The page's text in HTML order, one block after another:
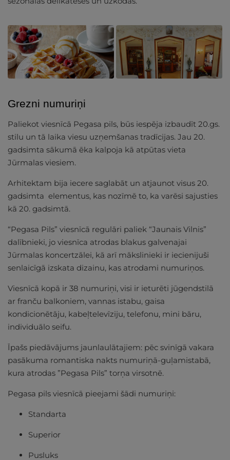
Grezni numuriņi
Paliekot viesnīcā Pegasa pils, būs iespēja izbaudīt 20.gs.
stilu un tā laika viesu uzņemšanas tradīcijas. Jau 20.
gadsimta sākumā ēka kalpoja kā atpūtas vieta
Jūrmalas viesiem.
Arhitektam bija iecere saglabāt un atjaunot visus 20.
gadsimta elementus, kas nozīmē to, ka varēsi sajusties
kā 20. gadsimtā.
“Pegasa Pils” viesnīcā regulāri paliek “Jaunais Vilnis”
dalībnieki, jo viesnīca atrodas blakus galvenajai
Jūrmalas koncertzālei, kā arī mākslinieki ir iecienijuši
senlaicīgā izskata dizainu, kas atrodami numuriņos.
Viesnīcā kopā ir 38 numuriņi, visi ir ieturēti jūgendstilā
ar franču balkoniem, vannas istabu, gaisa
kondicionētāju, kabeļtelevīziju, telefonu, mini bāru,
individuālo seifu.
Īpašs piedāvājums jaunlaulātajiem: pēc svinīgā vakara
pasākuma romantiska nakts numuriņā-guļamistabā,
kura atrodas ”Pegasa Pils” torņa virsotnē.
Pegasa pils viesnīcā pieejami šādi numuriņi:
Standarta
Superior
Pusluks